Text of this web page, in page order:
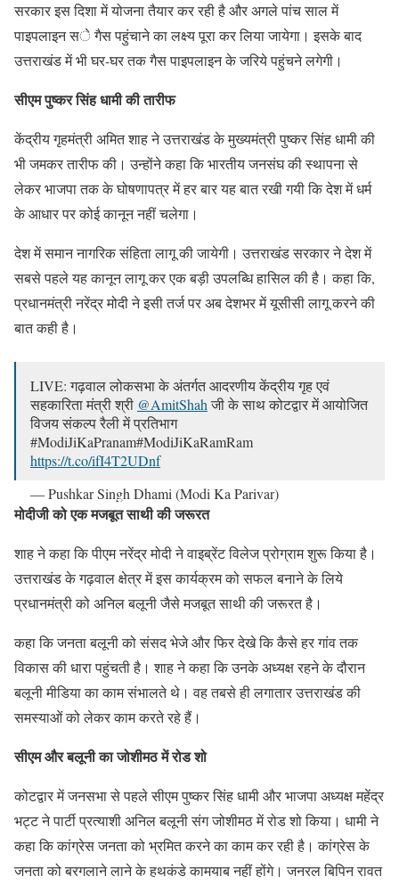
सरकार इस दिशा में योजना तैयार कर रही है और अगले पांच साल में
पाइपलाइन से गैस पहुंचाने का लक्ष्य पूरा कर लिया जायेगा। इसके बाद
उत्तराखंड में भी घर-घर तक गैस पाइपलाइन के जरिये पहुंचने लगेगी।
सीएम पुष्कर सिंह धामी की तारीफ
केंद्रीय गृहमंत्री अमित शाह ने उत्तराखंड के मुख्यमंत्री पुष्कर सिंह धामी की
भी जमकर तारीफ की। उन्होंने कहा कि भारतीय जनसंघ की स्थापना से
लेकर भाजपा तक के घोषणापत्र में हर बार यह बात रखी गयी कि देश में धर्म
के आधार पर कोई कानून नहीं चलेगा।
देश में समान नागरिक संहिता लागू की जायेगी। उत्तराखंड सरकार ने देश में
सबसे पहले यह कानून लागू कर एक बड़ी उपलब्धि हासिल की है। कहा कि,
प्रधानमंत्री नरेंद्र मोदी ने इसी तर्ज पर अब देशभर में यूसीसी लागू करने की
बात कही है।
LIVE: गढ़वाल लोकसभा के अंतर्गत आदरणीय केंद्रीय गृह एवं
सहकारिता मंत्री श्री @AmitShahजी के साथ कोटद्वार में आयोजित
विजय संकल्प रैली में प्रतिभाग
#ModiJiKaPranam#ModiJiKaRamRam
https://t.co/ifI4T2UDnf
— Pushkar Singh Dhami (Modi Ka Parivar)
(@pushkardhami)April 16, 2024
मोदीजी को एक मजबूत साथी की जरूरत
शाह ने कहा कि पीएम नरेंद्र मोदी ने वाइब्रेंट विलेज प्रोग्राम शुरू किया है।
उत्तराखंड के गढ़वाल क्षेत्र में इस कार्यक्रम को सफल बनाने के लिये
प्रधानमंत्री को अनिल बलूनी जैसे मजबूत साथी की जरूरत है।
कहा कि जनता बलूनी को संसद भेजे और फिर देखे कि कैसे हर गांव तक
विकास की धारा पहुंचती है। शाह ने कहा कि उनके अध्यक्ष रहने के दौरान
बलूनी मीडिया का काम संभालते थे। वह तबसे ही लगातार उत्तराखंड की
समस्याओं को लेकर काम करते रहे हैं।
सीएम और बलूनी का जोशीमठ में रोड शो
कोटद्वार में जनसभा से पहले सीएम पुष्कर सिंह धामी और भाजपा अध्यक्ष महेंद्र
भट्ट ने पार्टी प्रत्याशी अनिल बलूनी संग जोशीमठ में रोड शो किया। धामी ने
कहा कि कांग्रेस जनता को भ्रमित करने का काम कर रही है। कांग्रेस के
जनता को बरगलाने लाने के हथकंडे कामयाब नहीं होंगे। जनरल बिपिन रावत